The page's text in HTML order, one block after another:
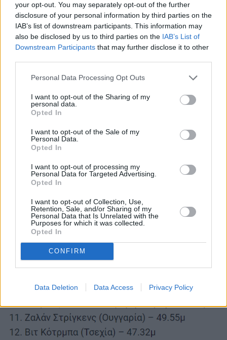
your opt-out. You may separately opt-out of the further
disclosure of your personal information by third parties on the
IAB’s list of downstream participants. This information may
also be disclosed by us to third parties on the IAB’s List of
Downstream Participants that may further disclose it to other
Personal Data Processing Opt Outs
I want to opt-out of the Sharing of my
personal data.
Opted In
I want to opt-out of the Sale of my
Personal Data.
Opted In
I want to opt-out of processing my
Personal Data for Targeted Advertising.
Opted In
I want to opt-out of Collection, Use,
Retention, Sale, and/or Sharing of my
Personal Data that Is Unrelated with the
Purposes for which it was collected.
Opted In
CONFIRM
Data Deletion Data Access Privacy Policy
Δισκοβολία Ανδρών Κ23